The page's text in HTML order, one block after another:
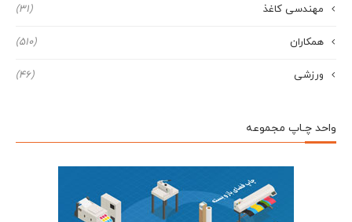
مهندسی کاغذ (31)
همکاران (510)
ورزشی (46)
واحد چـاپ مجموعه